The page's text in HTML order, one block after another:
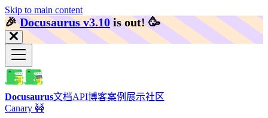
Skip to main content
🎉️Docusaurus v3.10 is out! 🥳️
Docusaurus文档API博客案例展示社区
Canary 🚧